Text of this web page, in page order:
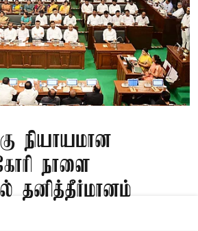
நியாயமான
கோரி நாளை
தனித்தீர்மானம்